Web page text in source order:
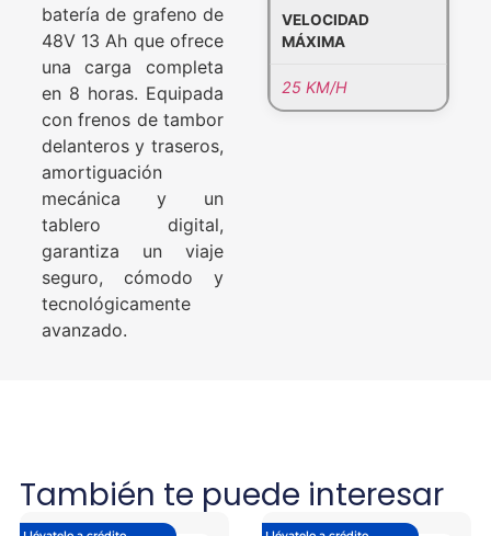
batería de grafeno de
48V 13 Ah que ofrece
una carga completa
en 8 horas. Equipada
con frenos de tambor
delanteros y traseros,
amortiguación
mecánica y un
tablero digital,
garantiza un viaje
seguro, cómodo y
tecnológicamente
avanzado.
VELOCIDAD
MÁXIMA
25 KM/H
También te puede interesar